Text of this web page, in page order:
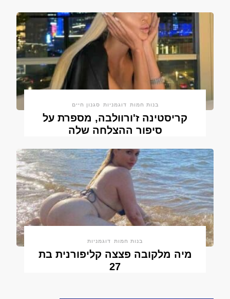
בנות חמות דוגמניות סגנון חיים
קריסטינה ז'ורוולבה, מספרת על
סיפור ההצלחה שלה
בנות חמות דוגמניות
מיה מלקובה פצצה קליפורנית בת
27